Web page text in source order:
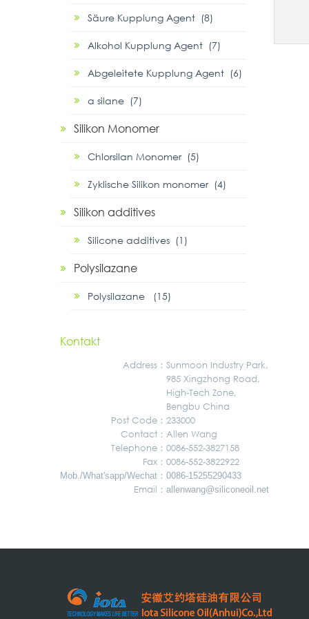
Säure Kupplung Agent (8)
Alkohol Kupplung Agent (7)
Abgeleitete Kupplung Agent (6)
α silane (7)
Silikon Monomer
Chlorsilan Monomer (5)
Zyklische Silikon monomer (4)
Silikon additives
Silicone additives (1)
Polysilazane
Polysilazane (15)
Kontakt
Address ： Sunmoon Industry Park,
985 Xingzhong Road,
High-Tech Zone,
Bengbu China
Post Code： 233000
Contact： Allen Wang
Telephone： 0086-552-3827158
Fax： 0086-552-3822922
Mob./What'sapp/Wechat ： 0086-15255290433
Email： allenwang@siliconeoil.net